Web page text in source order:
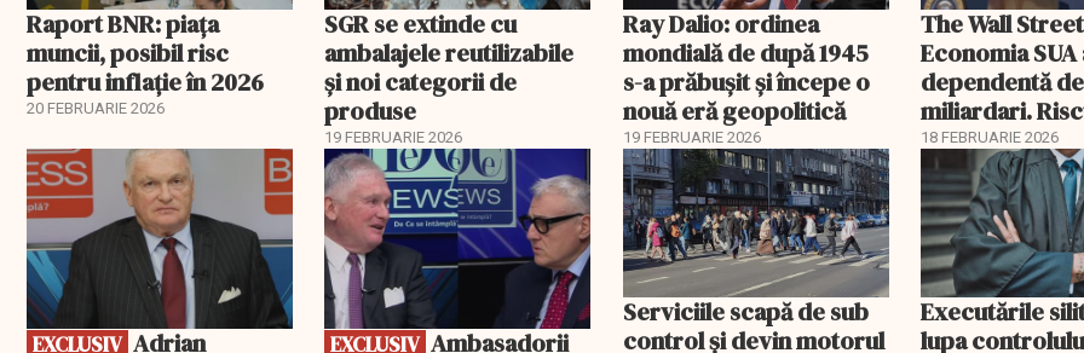
Raport BNR: piața
muncii, posibil risc
pentru inflație în 2026
20 FEBRUARIE 2026
SGR se extinde cu
ambalajele reutilizabile
și noi categorii de
produse
19 FEBRUARIE 2026
Ray Dalio: ordinea
mondială de după 1945
s-a prăbușit și începe o
nouă eră geopolitică
19 FEBRUARIE 2026
The Wall
Economia
dependentă de
miliardari.
pentru burse
18 FEBRUARIE 2026
EXCLUSIV
EXCLUSIV
EXCLUSIV
EXCLUSIV Ambasadorii
Serviciile scapă de sub
control și devin motorul
Executările
lupa